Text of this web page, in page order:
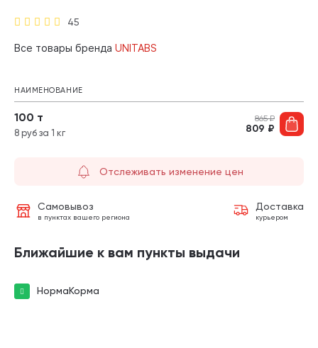
45
Все товары бренда UNITABS
НАИМЕНОВАНИЕ
100 т
8 руб за 1 кг
865₽
809 ₽
Отслеживать изменение цен
Самовывоз
в пунктах вашего региона
Доставка
курьером
Ближайшие к вам пункты выдачи
НормаКорма